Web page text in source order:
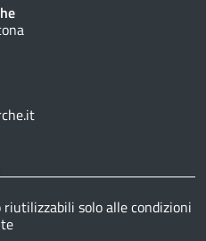
solo alle condizioni